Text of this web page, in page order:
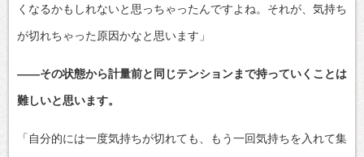
くなるかもしれないと思っちゃったんですよね。それが、気持ち
が切れちゃった原因かなと思います」
――その状態から計量前と同じテンションまで持っていくことは
難しいと思います。
「自分的には一度気持ちが切れても、もう一回気持ちを入れて集